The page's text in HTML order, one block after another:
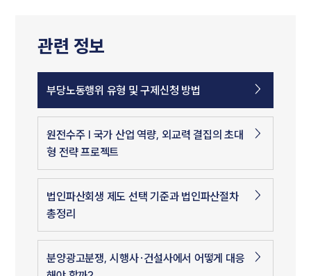
관련 정보
부당노동행위 유형 및 구제신청 방법
원전수주 | 국가 산업 역량, 외교력 결집의 초대
형 전략 프로젝트
법인파산회생 제도 선택 기준과 법인파산절차
총정리
분양광고분쟁, 시행사·건설사에서 어떻게 대응